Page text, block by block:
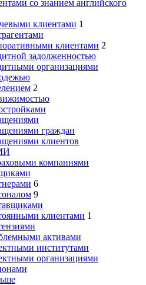
со знанием английского
клиентами 1
клиентами 2
задолженностью
организациями
2
граждан
клиентов
компаниями
6
9
клиентами 1
активами
институтами
организациями